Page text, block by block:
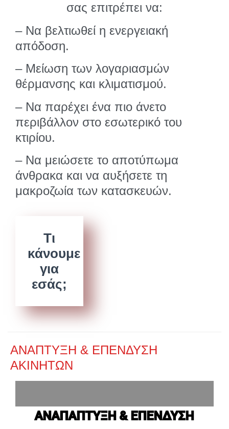
σας επιτρέπει να:
– Να βελτιωθεί η ενεργειακή
απόδοση.
– Μείωση των λογαριασμών
θέρμανσης και κλιματισμού.
– Να παρέχει ένα πιο άνετο
περιβάλλον στο εσωτερικό του
κτιρίου.
– Να μειώσετε το αποτύπωμα
άνθρακα και να αυξήσετε τη
μακροζωία των κατασκευών.
Τι
κάνουμε
για
εσάς;
ΑΝΑΠΤΥΞΗ & ΕΠΕΝΔΥΣΗ
ΑΚΙΝΗΤΩΝ
ΑΝΑΠΑΠΤΥΞΗ & ΕΠΕΝΔΥΣΗ